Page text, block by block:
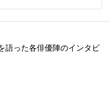
語った各俳優陣のインタビ